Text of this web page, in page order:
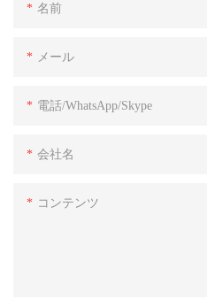
名前
メール
電話/WhatsApp/Skype
会社名
コンテンツ